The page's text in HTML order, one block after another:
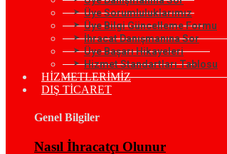
Üye Sorumluluklarımız
Üye Bilgi Güncelleme Formu
İhracat Danışmanına Sor
Üye Başarı Hikayeleri
Hizmet Standartları Tablosu
HİZMETLERİMİZ
DIŞ TİCARET
Genel Bilgiler
Nasıl İhracatçı Olunur